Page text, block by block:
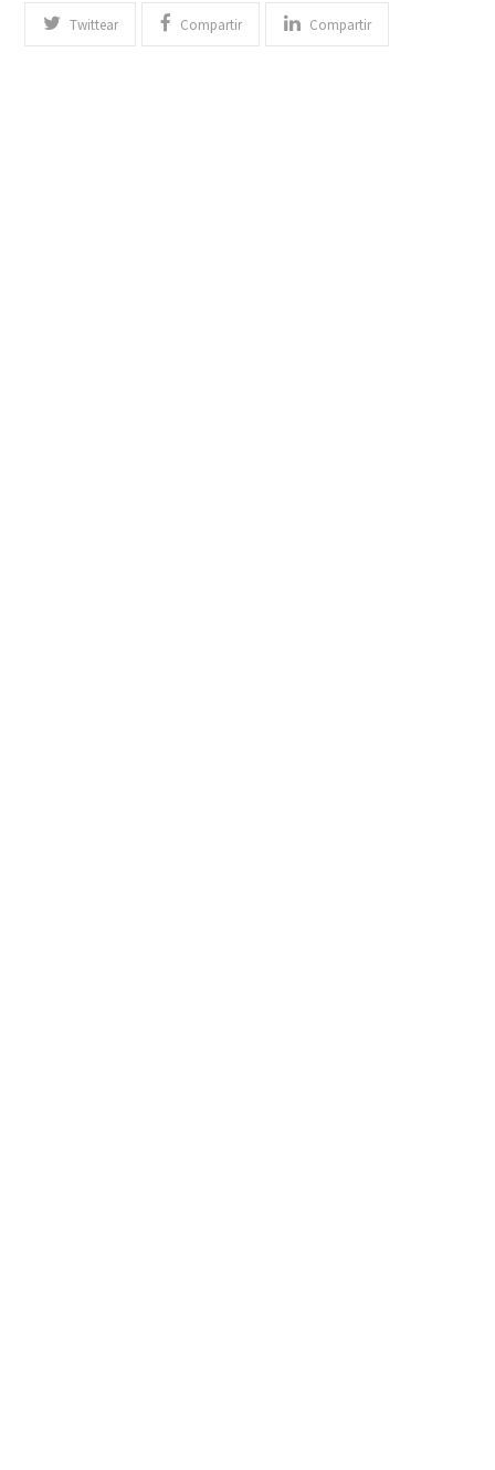
Twittear Compartir Compartir